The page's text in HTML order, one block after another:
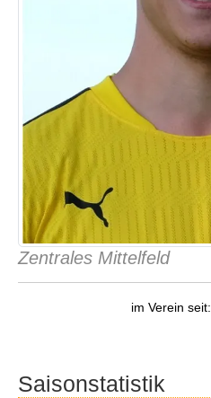
Zentrales Mittelfeld
im Verein seit:
Saisonstatistik